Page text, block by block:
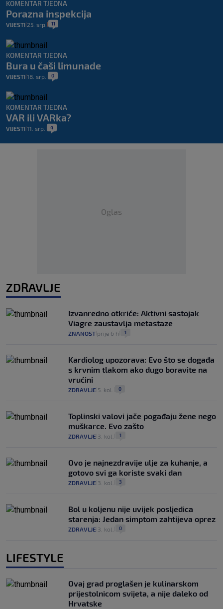
KOMENTAR TJEDNA
Porazna inspekcija
VIJESTI 25. srp. 11
KOMENTAR TJEDNA
Bura u čaši limunade
VIJESTI 18. srp. 0
KOMENTAR TJEDNA
VAR ili VARka?
VIJESTI 11. srp. 4
Oglas
ZDRAVLJE
Izvanredno otkriće: Aktivni sastojak
Viagre zaustavlja metastaze
ZNANOST prije 6 h 1
Kardiolog upozorava: Evo što se događa
s krvnim tlakom ako dugo boravite na
vrućini
ZDRAVLJE 5. kol. 0
Toplinski valovi jače pogađaju žene nego
muškarce. Evo zašto
ZDRAVLJE 3. kol. 1
Ovo je najnezdravije ulje za kuhanje, a
gotovo svi ga koriste svaki dan
ZDRAVLJE 3. kol. 3
Bol u koljenu nije uvijek posljedica
starenja: Jedan simptom zahtijeva oprez
ZDRAVLJE 3. kol. 0
LIFESTYLE
Ovaj grad proglašen je kulinarskom
prijestolnicom svijeta, a nije daleko od
Hrvatske